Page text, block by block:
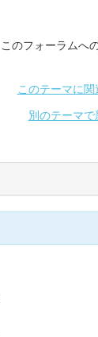
このフォーラムへ
このテーマに
別のテーマ